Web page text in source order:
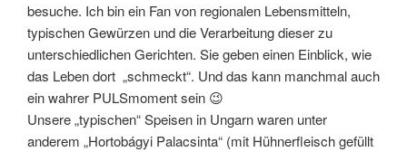
besuche. Ich bin ein Fan von regionalen Lebensmitteln,
typischen Gewürzen und die Verarbeitung dieser zu
unterschiedlichen Gerichten. Sie geben einen Einblick, wie
das Leben dort „schmeckt“. Und das kann manchmal auch
ein wahrer PULSmoment sein 😉
Unsere „typischen“ Speisen in Ungarn waren unter
anderem „Hortobágyi Palacsinta“ (mit Hühnerfleisch gefüllt